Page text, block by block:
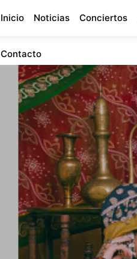
Inicio Noticias Conciertos
Contacto